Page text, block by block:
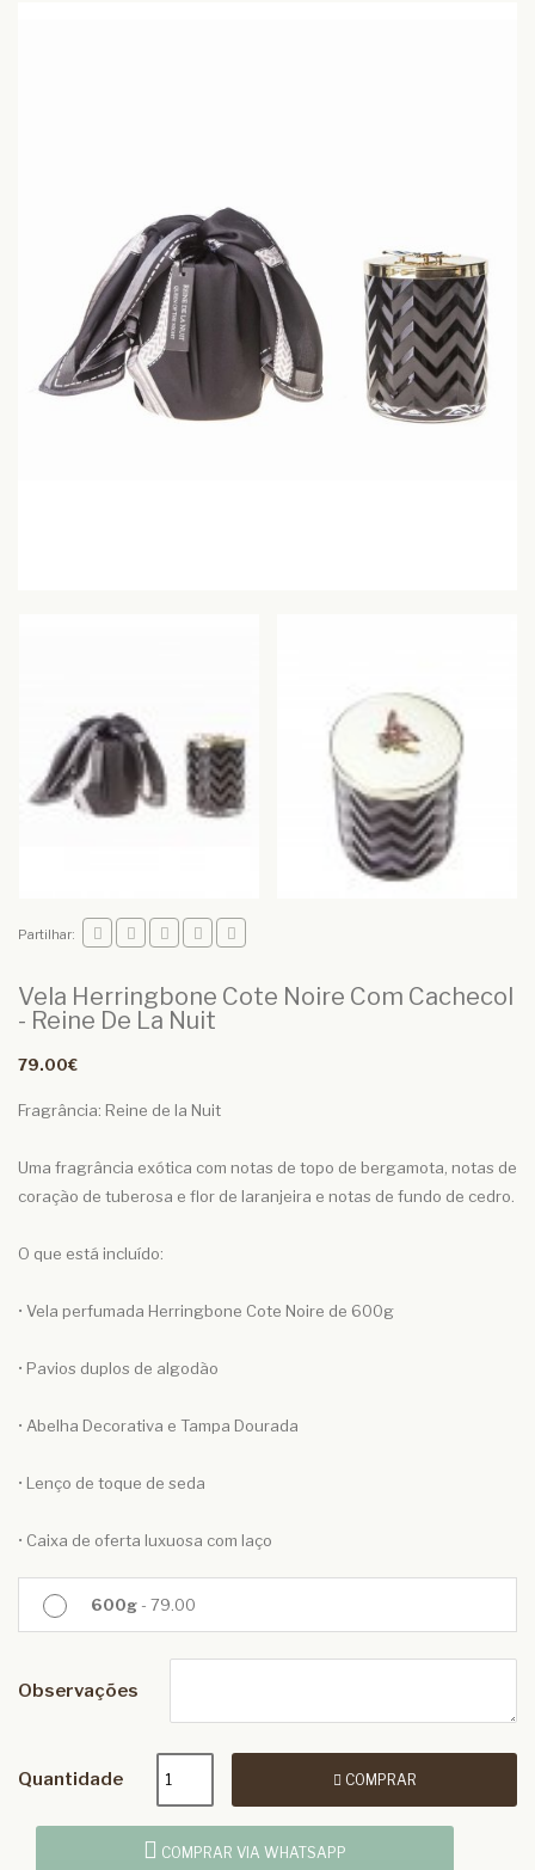
Partilhar:
Vela Herringbone Cote Noire Com Cachecol
- Reine De La Nuit
79.00€
Fragrância: Reine de la Nuit
Uma fragrância exótica com notas de topo de bergamota, notas de
coração de tuberosa e flor de laranjeira e notas de fundo de cedro.
O que está incluído:
• Vela perfumada Herringbone Cote Noire de 600g
• Pavios duplos de algodão
• Abelha Decorativa e Tampa Dourada
• Lenço de toque de seda
• Caixa de oferta luxuosa com laço
600g - 79.00
Observações
Quantidade COMPRAR
COMPRAR VIA WHATSAPP